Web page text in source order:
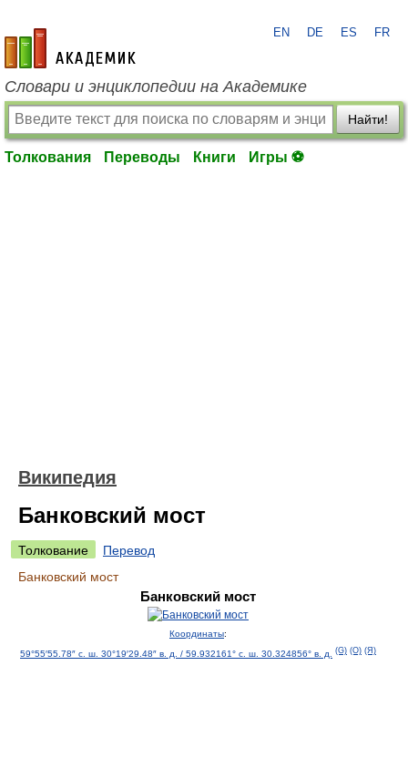
academic.ru
EN DE ES FR
Словари и энциклопедии на Академике
Найти!
Толкования Переводы Книги Игры ⚽
Википедия
Банковский мост
Толкование
Перевод
Банковский мост
Банковский мост
Координаты:
59°55′55.78″ с. ш. 30°19′29.48″ в. д. / 59.932161° с. ш. 30.324856° в. д. (G) (O) (Я)